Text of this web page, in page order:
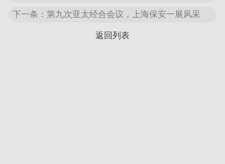
服务中心
下一条：第九次亚太经合会议，上海保安一展风采
返回列表